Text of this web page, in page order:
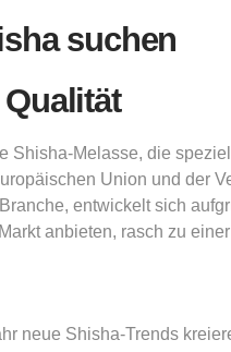
suchen
Shisha-Melasse, die
Union und der
entwickelt sich
anbieten, rasch zu
neue Shisha-Trends